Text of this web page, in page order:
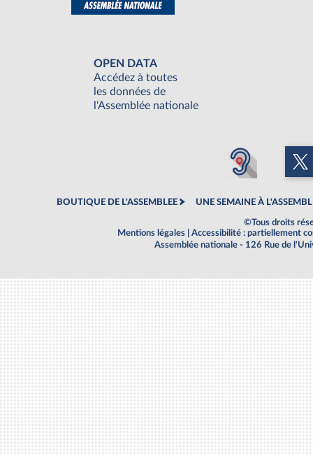
OPEN DATA
Accédez à toutes
les données de
l'Assemblée nationale
BOUTIQUE DE L'ASSEMBLEE UNE SEMAINE À
©Tous droits
Mentions légales
Accessibilité : partiellement
Assemblée nationale - 126 Rue de